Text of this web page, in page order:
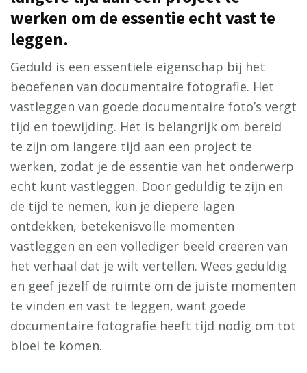
werken om de essentie echt vast te
leggen.
Geduld is een essentiële eigenschap bij het
beoefenen van documentaire fotografie. Het
vastleggen van goede documentaire foto’s vergt
tijd en toewijding. Het is belangrijk om bereid
te zijn om langere tijd aan een project te
werken, zodat je de essentie van het onderwerp
echt kunt vastleggen. Door geduldig te zijn en
de tijd te nemen, kun je diepere lagen
ontdekken, betekenisvolle momenten
vastleggen en een vollediger beeld creëren van
het verhaal dat je wilt vertellen. Wees geduldig
en geef jezelf de ruimte om de juiste momenten
te vinden en vast te leggen, want goede
documentaire fotografie heeft tijd nodig om tot
bloei te komen.